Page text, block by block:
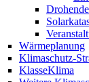
Wärmeplanung
Klimaschutz-
KlasseKlima